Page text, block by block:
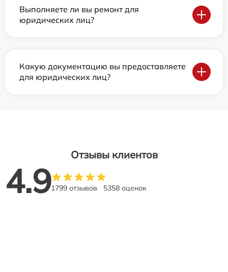
Выполняете ли вы ремонт для
юридических лиц?
Какую документацию вы предоставляете
для юридических лиц?
Отзывы клиентов
4.91799 отзывов 5358 оценок